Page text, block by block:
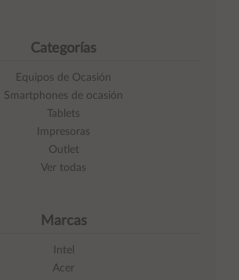
Categorías
Equipos de Ocasión
Smartphones de ocasión
Tablets
Impresoras
Outlet
Ver todas
Marcas
Intel
Acer